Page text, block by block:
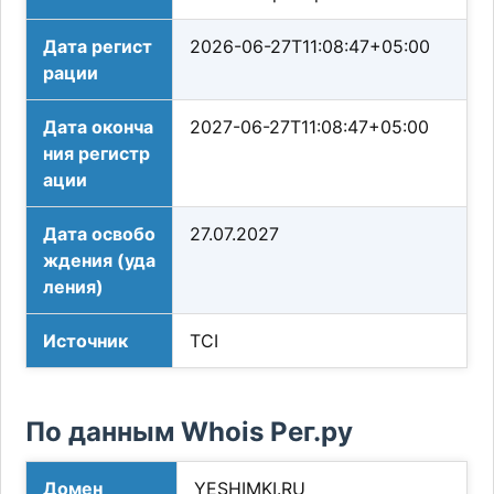
Дата регист
рации
2026-06-27T11:08:47+05:00
Дата оконча
ния регистр
ации
2027-06-27T11:08:47+05:00
Дата освобо
ждения (уда
ления)
27.07.2027
Источник TCI
По данным Whois Рег.ру
Домен YESHIMKI.RU